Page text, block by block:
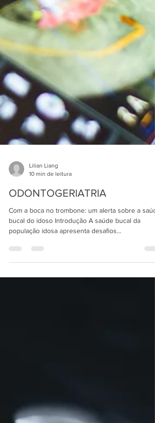
10 min de leitura
ODONTOGERIATRIA
Com a boca no trombone: um alerta sobre a